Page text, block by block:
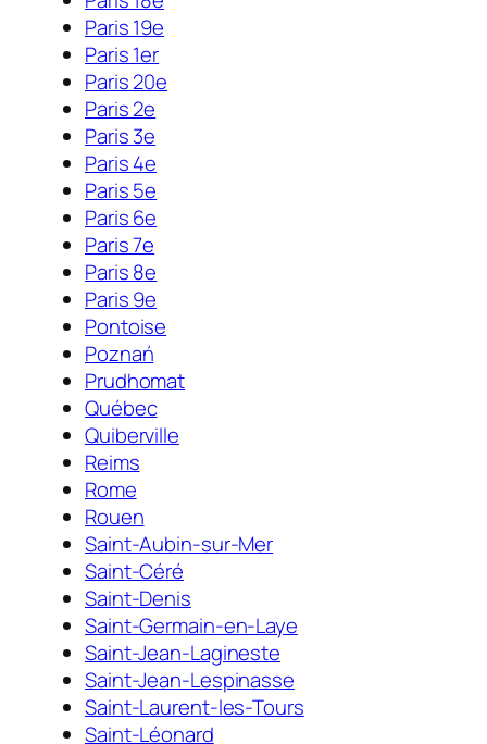
Paris 19e
Paris 1er
Paris 20e
Paris 2e
Paris 3e
Paris 4e
Paris 5e
Paris 6e
Paris 7e
Paris 8e
Paris 9e
Pontoise
Poznań
Prudhomat
Québec
Quiberville
Reims
Rome
Rouen
Saint-Aubin-sur-Mer
Saint-Céré
Saint-Denis
Saint-Germain-en-Laye
Saint-Jean-Lagineste
Saint-Jean-Lespinasse
Saint-Laurent-les-Tours
Saint-Léonard